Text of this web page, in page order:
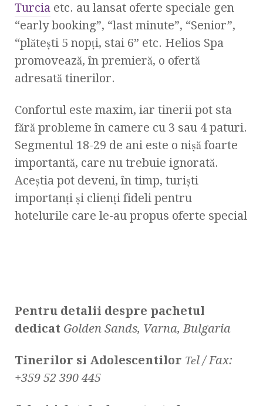
Turcia etc. au lansat oferte speciale gen
“early booking”, “last minute”, “Senior”,
“plăteşti 5 nopţi, stai 6” etc. Helios Spa
promovează, în premieră, o ofertă
adresată tinerilor.
Confortul este maxim, iar tinerii pot sta
fără probleme în camere cu 3 sau 4 paturi.
Segmentul 18-29 de ani este o nişă foarte
importantă, care nu trebuie ignorată.
Aceştia pot deveni, în timp, turişti
importanţi şi clienţi fideli pentru
hotelurile care le-au propus oferte special
Pentru detalii despre pachetul
dedicat Golden Sands, Varna, Bulgaria
Tinerilor si Adolescentilor Теl/ Fax:
+359 52 390 445